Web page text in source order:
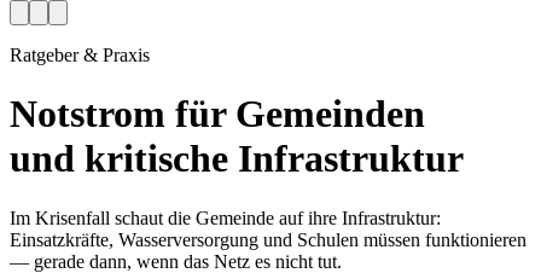
Ratgeber & Praxis
Notstrom für Gemeinden
und kritische Infrastruktur
Im Krisenfall schaut die Gemeinde auf ihre Infrastruktur:
Einsatzkräfte, Wasserversorgung und Schulen müssen funktionieren
— gerade dann, wenn das Netz es nicht tut.